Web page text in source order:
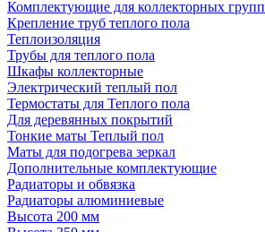
Комплектующие для коллекторных групп
Крепление труб теплого пола
Теплоизоляция
Трубы для теплого пола
Шкафы коллекторные
Электрический теплый пол
Термостаты для Теплого пола
Для деревянных покрытий
Тонкие маты Теплый пол
Маты для подогрева зеркал
Дополнительные комплектующие
Радиаторы и обвязка
Радиаторы алюминиевые
Высота 200 мм